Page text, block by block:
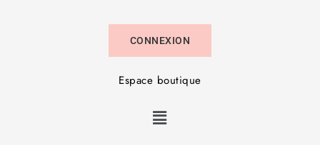
CONNEXION
Espace boutique